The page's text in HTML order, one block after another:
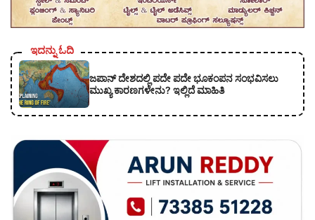
ಇದನ್ನು ಓದಿ
ಜಪಾನ್ ದೇಶದಲ್ಲಿ ಪದೇ ಪದೇ ಭೂಕಂಪನ ಸಂಭವಿಸಲು
ಮುಖ್ಯ ಕಾರಣಗಳೇನು? ಇಲ್ಲಿದೆ ಮಾಹಿತಿ